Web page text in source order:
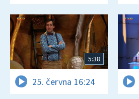
5:38
25. června 16:24